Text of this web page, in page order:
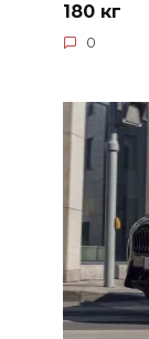
180 кг
0